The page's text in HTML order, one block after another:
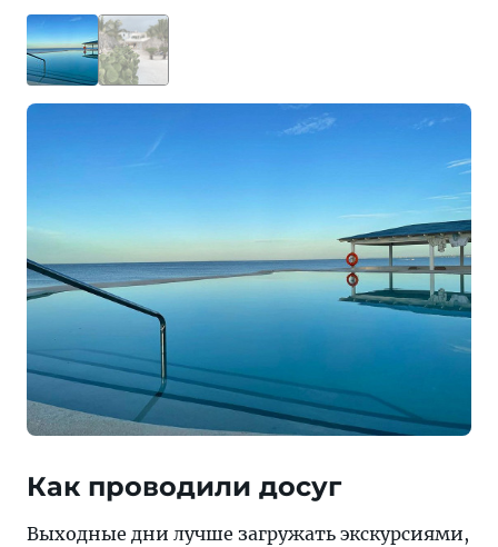
Как проводили досуг
Выходные дни лучше загружать экскурсиями,